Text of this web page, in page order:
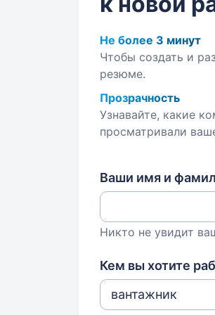
Не более 3 минут
Чтобы создать и
резюме.
Прозрачность
Узнавайте, какие
просматривали
Ваши имя и
Никто не увидит
Кем вы хотите